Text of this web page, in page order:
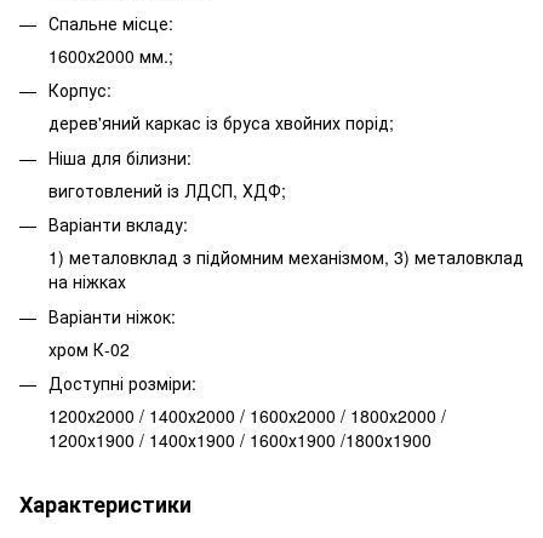
Спальне місце:
1600х2000 мм.;
Корпус:
дерев'яний каркас із бруса хвойних порід;
Ніша для білизни:
виготовлений із ЛДСП, ХДФ;
Варіанти вкладу:
1) металовклад з підйомним механізмом, 3) металовклад
на ніжках
Варіанти ніжок:
хром К-02
Доступні розміри:
1200х2000 / 1400х2000 / 1600х2000 / 1800х2000 /
1200х1900 / 1400х1900 / 1600х1900 /1800х1900
Характеристики